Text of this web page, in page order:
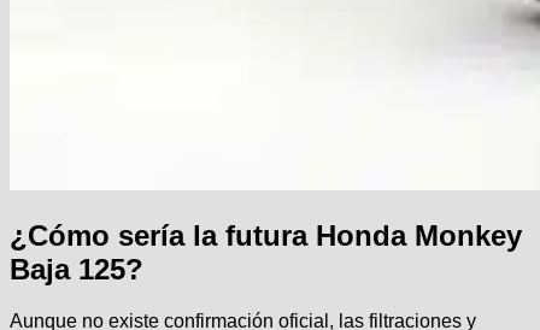
¿Cómo sería la futura Honda Monkey
Baja 125?
Aunque no existe confirmación oficial, las filtraciones y